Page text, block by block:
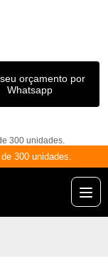
orçamento por
Whatsapp
300 unidades.
300 unidades.